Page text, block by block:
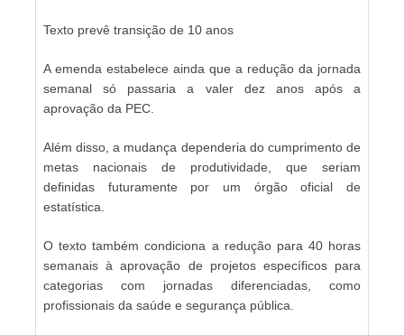
Texto prevê transição de 10 anos
A emenda estabelece ainda que a redução da jornada
semanal só passaria a valer dez anos após a
aprovação da PEC.
Além disso, a mudança dependeria do cumprimento de
metas nacionais de produtividade, que seriam
definidas futuramente por um órgão oficial de
estatística.
O texto também condiciona a redução para 40 horas
semanais à aprovação de projetos específicos para
categorias com jornadas diferenciadas, como
profissionais da saúde e segurança pública.